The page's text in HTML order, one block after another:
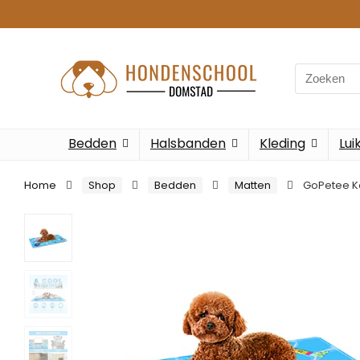
Search
for:
Bedden Halsbanden Kleding
Home Shop Bedden Matten GoPetee